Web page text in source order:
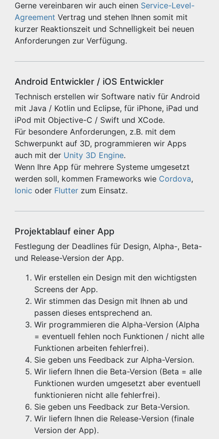
Gerne vereinbaren wir auch einen Service-Level-
Agreement Vertrag und stehen Ihnen somit mit
kurzer Reaktionszeit und Schnelligkeit bei neuen
Anforderungen zur Verfügung.
Android Entwickler / iOS Entwickler
Technisch erstellen wir Software nativ für Android
mit Java / Kotlin und Eclipse, für iPhone, iPad und
iPod mit Objective-C / Swift und XCode.
Für besondere Anforderungen, z.B. mit dem
Schwerpunkt auf 3D, programmieren wir Apps
auch mit der Unity 3D Engine.
Wenn Ihre App für mehrere Systeme umgesetzt
werden soll, kommen Frameworks wie Cordova,
Ionic oder Flutter zum Einsatz.
Projektablauf einer App
Festlegung der Deadlines für Design, Alpha-, Beta-
und Release-Version der App.
Wir erstellen ein Design mit den wichtigsten
Screens der App.
Wir stimmen das Design mit Ihnen ab und
passen dieses entsprechend an.
Wir programmieren die Alpha-Version (Alpha
= eventuell fehlen noch Funktionen / nicht alle
Funktionen arbeiten fehlerfrei).
Sie geben uns Feedback zur Alpha-Version.
Wir liefern Ihnen die Beta-Version (Beta = alle
Funktionen wurden umgesetzt aber eventuell
funktionieren nicht alle fehlerfrei).
Sie geben uns Feedback zur Beta-Version.
Wir liefern Ihnen die Release-Version (finale
Version der App).